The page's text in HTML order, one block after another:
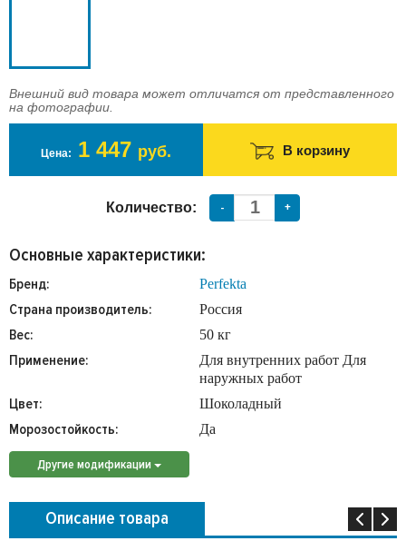
Внешний вид товара может отличатся от представленного
на фотографии.
Цена: 1 447 руб. В корзину
Количество: - +
Основные характеристики:
Бренд: Perfekta
Страна производитель: Россия
Вес: 50 кг
Применение:
Для внутренних работ Для
наружных работ
Цвет: Шоколадный
Морозостойкость: Да
Другие модификации
Описание товара